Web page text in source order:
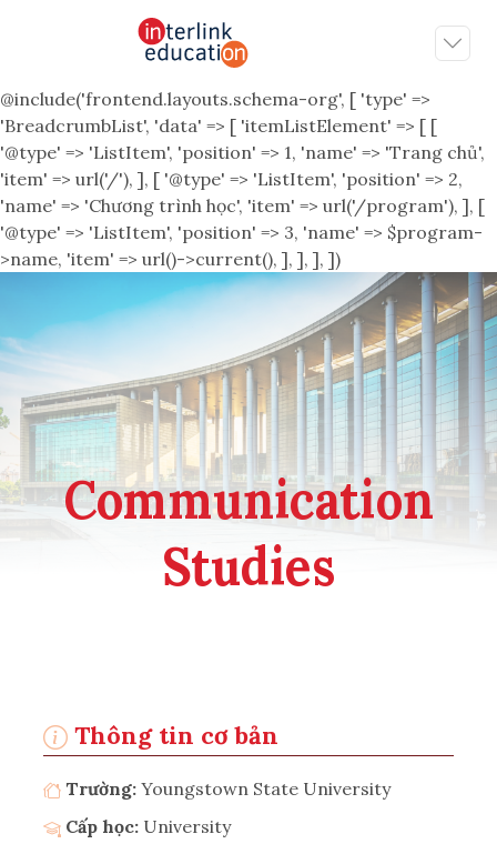
@include('frontend.layouts.schema-org', [ 'type' =>
'BreadcrumbList', 'data' => [ 'itemListElement' => [ [
'@type' => 'ListItem', 'position' => 1, 'name' => 'Trang chủ',
'item' => url('/'), ], [ '@type' => 'ListItem', 'position' => 2,
'name' => 'Chương trình học', 'item' => url('/program'), ], [
'@type' => 'ListItem', 'position' => 3, 'name' => $program-
>name, 'item' => url()->current(), ], ], ], ])
Communication
Studies
Thông tin cơ bản
Trường: Youngstown State University
Cấp học: University